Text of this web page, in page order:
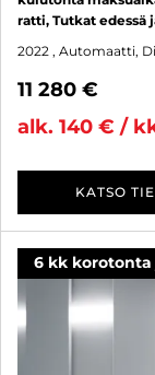
ratti, Tutkat edessä
2022 , Automaatti,
11 280 €
alk. 140 € /
KATSO
6 kk